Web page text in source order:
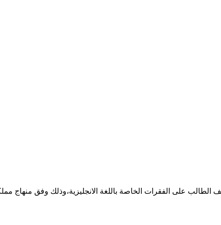
الطالب على الفقرات الخاصة باللغة الانجليزية،وذلك وفق منهاج